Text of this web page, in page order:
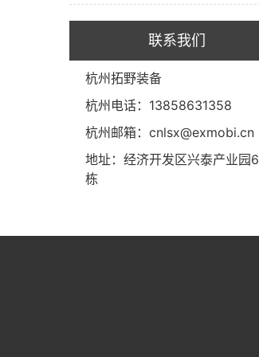
联系我们
杭州拓野装备
杭州电话：13858631358
杭州邮箱：cnlsx@exmobi.cn
地址：经济开发区兴泰产业园6
栋